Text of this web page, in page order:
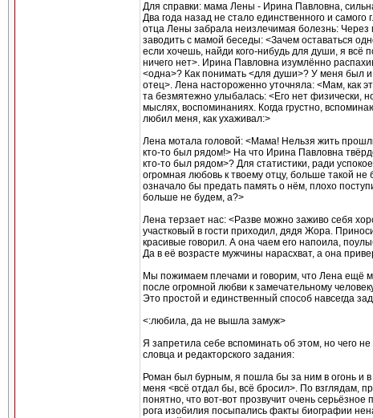
Для справки: мама Лены - Ирина Павловна,
Два года назад не стало единственного и самого
отца Лены забрала неизлечимая болезнь: Через
заводить с мамой беседы: <Зачем оставаться
если хочешь, найди кого-нибудь для души, я всё
ничего нет>. Ирина Павловна изумлённо
<одна>? Как понимать <для души>? У меня был и
отец>. Лена настороженно уточняла: <Мам, как
та безмятежно улыбалась: <Его нет физически,
мыслях, воспоминаниях. Когда грустно,
любил меня, как ухаживал:>
Лена мотала головой: <Мама! Нельзя жить
кто-то был рядом!> На что Ирина Павловна
кто-то был рядом>? Для статистики, ради
огромная любовь к твоему отцу, больше такой не
означало бы предать память о нём, плохо
больше не будем, а?>
Лена терзает нас: <Разве можно заживо себя
участковый в гости приходил, дядя Жора.
красивые говорил. А она чаем его напоила,
Да в её возрасте мужчины нарасхват, а она
Мы пожимаем плечами и говорим, что Лена ещё
после огромной любви к замечательному
Это простой и единственный способ навсегда
<:любила, да не вышла замуж>
Я запретила себе вспоминать об этом, но чего
словца и редакторского задания:
Роман был бурным, я пошла бы за ним в огонь и в
меня <всё отдал бы, всё бросил>. По взглядам,
понятно, что вот-вот прозвучит очень серьёзное
рога изобилия посыпались факты биографии